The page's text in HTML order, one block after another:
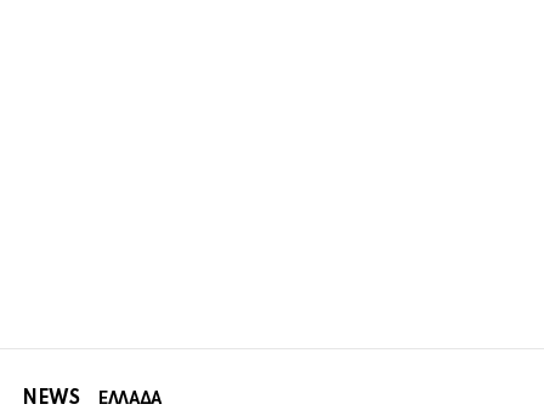
NEWS ΕΛΛΑΔΑ